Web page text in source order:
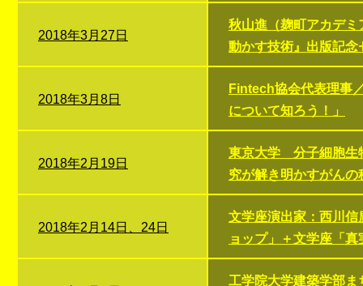
2018年3月27日
秋山進（麹町アカデ
動かす技術』出版記念
2018年3月8日
Fintech協会代表理事
について知ろう！」
2018年2月19日
東京大学 分子細胞生
究が解き明かすがんの
2018年2月14日、24日
文学座演出家：西川
ョップ」＋文学座「
工学院大学建築学部